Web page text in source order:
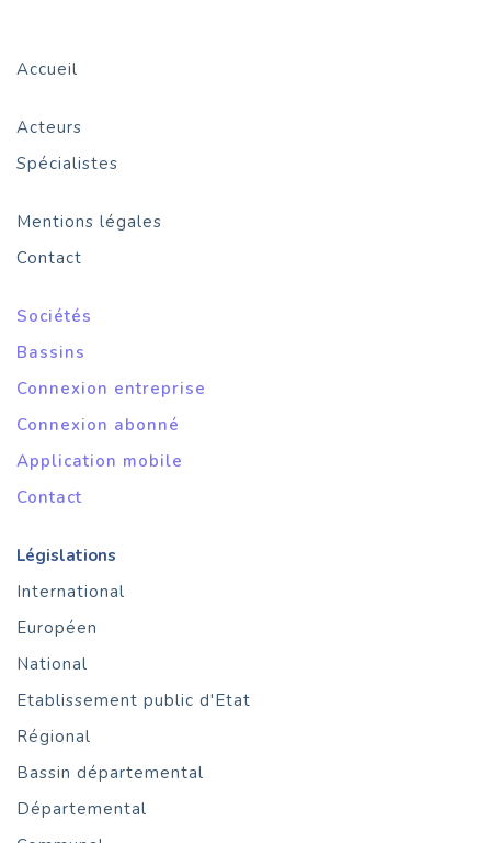
Accueil
Acteurs
Spécialistes
Mentions légales
Contact
Sociétés
Bassins
Connexion entreprise
Connexion abonné
Application mobile
Contact
Législations
International
Européen
National
Etablissement public d'Etat
Régional
Bassin départemental
Départemental